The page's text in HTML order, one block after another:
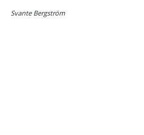
Svante Bergström